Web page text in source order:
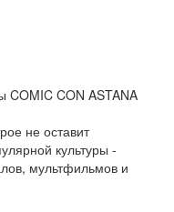
COMIC CON ASTANA
не оставит
культуры -
мультфильмов и